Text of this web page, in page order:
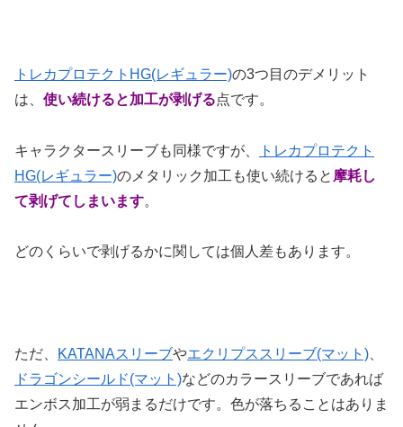
トレカプロテクトHG(レギュラー)の3つ目のデメリット
は、 使い続けると加工が剥げる点です。
キャラクタースリーブも同様ですが、
トレカプロテクト
HG(レギュラー)のメタリック加工も使い続けると 摩耗し
て剥げてしまいます。
どのくらいで剥げるかに関しては個人差もあります。
ただ、 KATANAスリーブやエクリプススリーブ(マット)
ドラゴンシールド(マット)などのカラースリーブであれば
エンボス加工が弱まるだけです。色が落ちることはありま